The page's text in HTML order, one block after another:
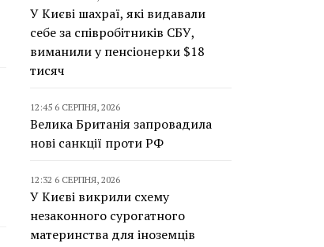
У Києві шахраї, які видавали
себе за співробітників СБУ,
виманили у пенсіонерки $18
тисяч
12:45 6 СЕРПНЯ, 2026
Велика Британія запровадила
нові санкції проти РФ
12:32 6 СЕРПНЯ, 2026
У Києві викрили схему
незаконного сурогатного
материнства для іноземців